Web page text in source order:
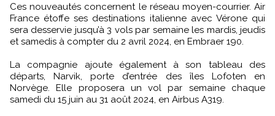
Ces nouveautés concernent le réseau moyen-courrier. Air
France étoffe ses destinations italienne avec Vérone qui
sera desservie jusqu’à 3 vols par semaine les mardis, jeudis
et samedis à compter du 2 avril 2024, en Embraer 190.
La compagnie ajoute également à son tableau des
départs, Narvik, porte d’entrée des îles Lofoten en
Norvège. Elle proposera un vol par semaine chaque
samedi du 15 juin au 31 août 2024, en Airbus A319.